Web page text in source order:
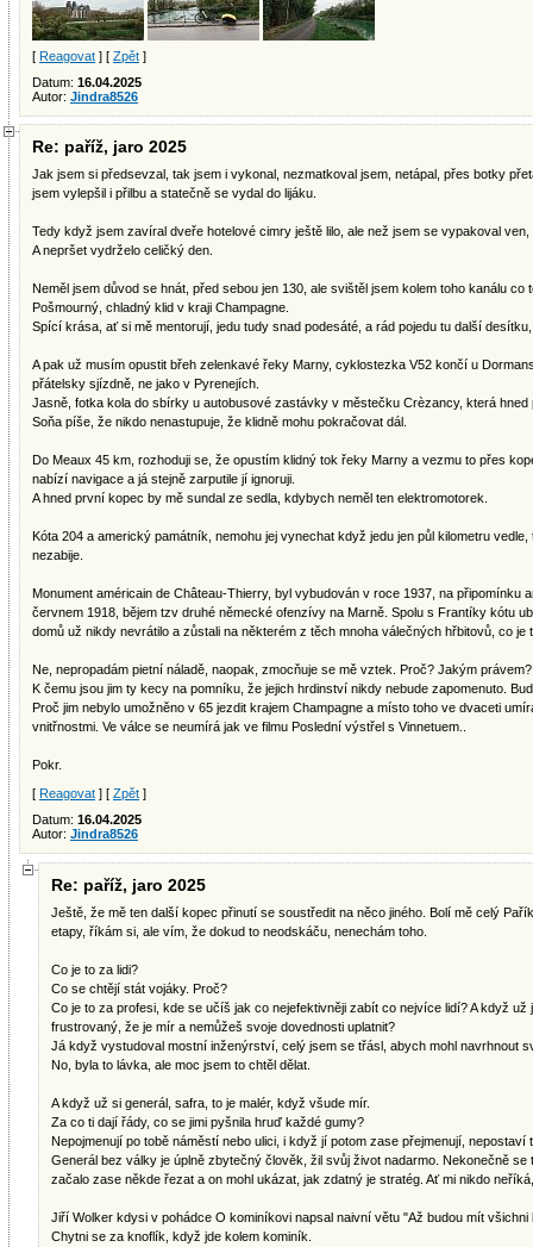
[ Reagovat ] [ Zpět ]
Datum: 16.04.2025
Autor: Jindra8526
Re: paříž, jaro 2025
Jak jsem si předsevzal, tak jsem i vykonal, nezmatkoval jsem, netápal, přes botky
jsem vylepšil i přilbu a statečně se vydal do lijáku.
Tedy když jsem zavíral dveře hotelové cimry ještě lilo, ale než jsem se vypakoval ven,
A nepršet vydrželo celičký den.
Neměl jsem důvod se hnát, před sebou jen 130, ale svištěl jsem kolem toho kanálu co
Pošmourný, chladný klid v kraji Champagne.
Spící krása, ať si mě mentorují, jedu tudy snad podesáté, a rád pojedu tu další
A pak už musím opustit břeh zelenkavé řeky Marny, cyklostezka V52 končí u
přátelsky sjízdně, ne jako v Pyrenejích.
Jasně, fotka kola do sbírky u autobusové zastávky v městečku Crèzancy, která hned
Soňa píše, že nikdo nenastupuje, že klidně mohu pokračovat dál.
Do Meaux 45 km, rozhoduji se, že opustím klidný tok řeky Marny a vezmu to přes
nabízí navigace a já stejně zarputile jí ignoruji.
A hned první kopec by mě sundal ze sedla, kdybych neměl ten elektromotorek.
Kóta 204 a americký památník, nemohu jej vynechat když jedu jen půl kilometru
nezabije.
Monument américain de Château-Thierry, byl vybudován v roce 1937, na připomínku
červnem 1918, bějem tzv druhé německé ofenzívy na Marně. Spolu s Frantíky kótu
domů už nikdy nevrátilo a zůstali na některém z těch mnoha válečných hřbitovů, co je
Ne, nepropadám pietní náladě, naopak, zmocňuje se mě vztek. Proč? Jakým právem?
K čemu jsou jim ty kecy na pomníku, že jejich hrdinství nikdy nebude zapomenuto.
Proč jim nebylo umožněno v 65 jezdit krajem Champagne a místo toho ve dvaceti
vnitřnostmi. Ve válce se neumírá jak ve filmu Poslední výstřel s Vinnetuem..
Pokr.
[ Reagovat ] [ Zpět ]
Datum: 16.04.2025
Autor: Jindra8526
Re: paříž, jaro 2025
Ještě, že mě ten další kopec přinutí se soustředit na něco jiného. Bolí mě celý
etapy, říkám si, ale vím, že dokud to neodskáču, nenechám toho.
Co je to za lidi?
Co se chtějí stát vojáky. Proč?
Co je to za profesi, kde se učíš jak co nejefektivněji zabít co nejvíce lidí? A když
frustrovaný, že je mír a nemůžeš svoje dovednosti uplatnit?
Já když vystudoval mostní inženýrství, celý jsem se třásl, abych mohl navrhnout
No, byla to lávka, ale moc jsem to chtěl dělat.
A když už si generál, safra, to je malér, když všude mír.
Za co ti dají řády, co se jimi pyšnila hruď každé gumy?
Nepojmenují po tobě náměstí nebo ulici, i když jí potom zase přejmenují, nepostaví
Generál bez války je úplně zbytečný člověk, žil svůj život nadarmo. Nekonečně
začalo zase někde řezat a on mohl ukázat, jak zdatný je stratég. Ať mi nikdo
Jiří Wolker kdysi v pohádce O kominíkovi napsal naivní větu "Až budou mít
Chytni se za knoflík, když jde kolem kominík.